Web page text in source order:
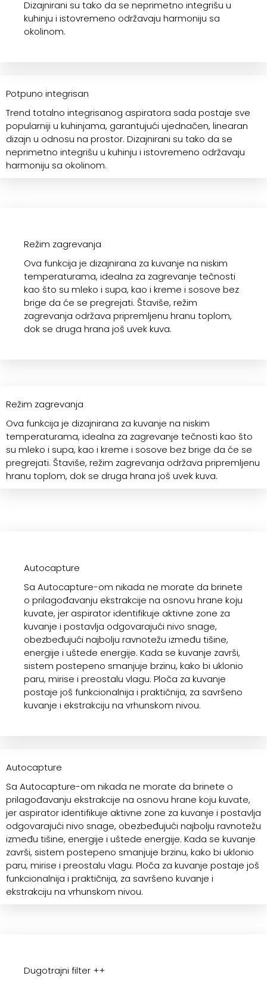
Dizajnirani su tako da se neprimetno integrišu u
kuhinju i istovremeno održavaju harmoniju sa
okolinom.
Potpuno integrisan
Trend totalno integrisanog aspiratora sada postaje sve
popularniji u kuhinjama, garantujući ujednačen, linearan
dizajn u odnosu na prostor. Dizajnirani su tako da se
neprimetno integrišu u kuhinju i istovremeno održavaju
harmoniju sa okolinom.
Režim zagrevanja
Ova funkcija je dizajnirana za kuvanje na niskim
temperaturama, idealna za zagrevanje tečnosti
kao što su mleko i supa, kao i kreme i sosove bez
brige da će se pregrejati. Štaviše, režim
zagrevanja održava pripremljenu hranu toplom,
dok se druga hrana još uvek kuva.
Režim zagrevanja
Ova funkcija je dizajnirana za kuvanje na niskim
temperaturama, idealna za zagrevanje tečnosti kao što
su mleko i supa, kao i kreme i sosove bez brige da će se
pregrejati. Štaviše, režim zagrevanja održava pripremljenu
hranu toplom, dok se druga hrana još uvek kuva.
Autocapture
Sa Autocapture-om nikada ne morate da brinete
o prilagođavanju ekstrakcije na osnovu hrane koju
kuvate, jer aspirator identifikuje aktivne zone za
kuvanje i postavlja odgovarajući nivo snage,
obezbeđujući najbolju ravnotežu između tišine,
energije i uštede energije. Kada se kuvanje završi,
sistem postepeno smanjuje brzinu, kako bi uklonio
paru, mirise i preostalu vlagu. Ploča za kuvanje
postaje još funkcionalnija i praktičnija, za savršeno
kuvanje i ekstrakciju na vrhunskom nivou.
Autocapture
Sa Autocapture-om nikada ne morate da brinete o
prilagođavanju ekstrakcije na osnovu hrane koju kuvate,
jer aspirator identifikuje aktivne zone za kuvanje i postavlja
odgovarajući nivo snage, obezbeđujući najbolju ravnotežu
između tišine, energije i uštede energije. Kada se kuvanje
završi, sistem postepeno smanjuje brzinu, kako bi uklonio
paru, mirise i preostalu vlagu. Ploča za kuvanje postaje još
funkcionalnija i praktičnija, za savršeno kuvanje i
ekstrakciju na vrhunskom nivou.
Dugotrajni filter ++